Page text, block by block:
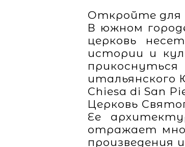
Откройте для
В южном
церковь
истории и
итальянского
Chiesa di San
Церковь
Ее
отражает
произведения